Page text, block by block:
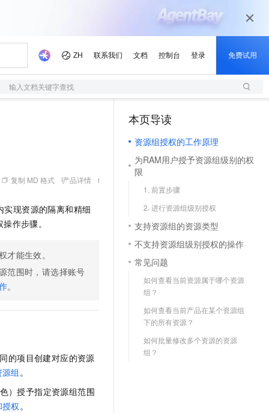
输入文档关键字查找
复制 MD 格式 产品详情
现资源的隔离和精细
作步骤。
才能生效。
范围时，请选择账号
。
的项目创建对应的资源
组 。
）授予指定资源组范围
权。
本页导读
资源组授权的工作原理
为RAM用户授予资源组级别的权
限
1. 前置步骤
2. 进行资源组级别授权
支持资源组的资源类型
不支持资源组级别授权的操作
常见问题
如何查看当前资源属于哪个资源
组？
如何查看当前产品在某个资源组
下的所有资源？
如何批量修改多个资源的资源
组？